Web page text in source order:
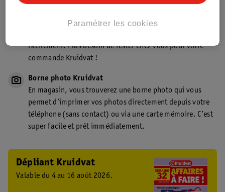
Aussi dans ce magasin
Point de retrait Kruidvat.be
facilement. Plus besoin de rester chez vous pour votre
commande Kruidvat !
Borne photo Kruidvat
En magasin, vous trouverez une borne photo qui vous
permet d’imprimer vos photos directement depuis votre
téléphone (sans contact) ou via une carte mémoire. C’est
super facile et prêt immédiatement.
Dépliant Kruidvat
Valable du 4 au 16 août 2026.
Paramétrer les cookies